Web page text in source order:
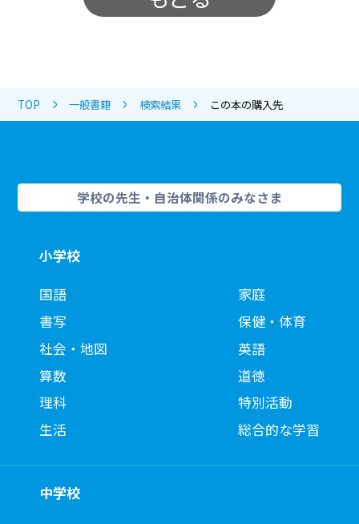
TOP 一般書籍 検索結果 この本の購入先
学校の先生・自治体関係のみなさま
小学校
国語
書写
社会・地図
算数
理科
生活
家庭
保健・体育
英語
道徳
特別活動
総合的な学習
中学校